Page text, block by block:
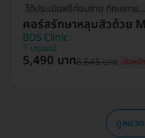
ได้ประเมินฟรีก่อนจ่าย ทักแชทแอดมินเลย!
คอร์สรักษาหลุมสิวด้วย
BDS Clinic
ปทุมธานี
5,490 บาท8,645 บาท ประหยั
ดูหมว